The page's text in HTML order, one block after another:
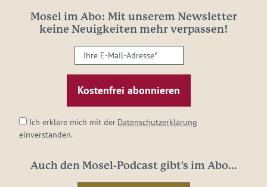
Mosel im Abo: Mit unserem Newsletter
keine Neuigkeiten mehr verpassen!
Ihre
E-
Mail-
Adresse:
Ich erkläre mich mit der Datenschutzerklärung
einverstanden.
Auch den Mosel-Podcast gibt's im Abo...